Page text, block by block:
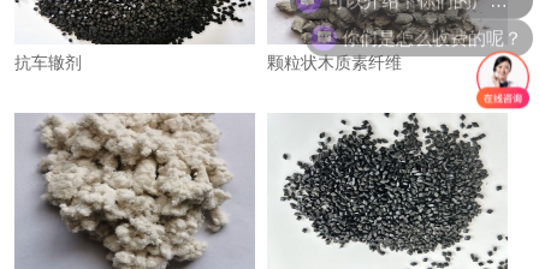
抗车辙剂 颗粒状木质素纤维
你们是怎么收费的呢？